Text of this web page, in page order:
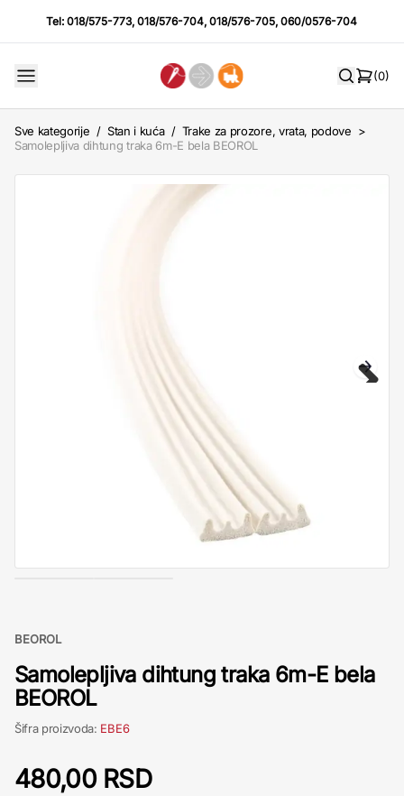
Tel:018/575-773,018/576-704,018/576-705,060/0576-704
(0)
Sve kategorije / Stan i kuća / Trake za prozore, vrata, podove >
Samolepljiva dihtung traka 6m-E bela BEOROL
BEOROL
Samolepljiva dihtung traka 6m-E bela
BEOROL
Šifra proizvoda: EBE6
480,00 RSD